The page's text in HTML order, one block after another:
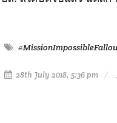
28th July 2018, 5:36 pm